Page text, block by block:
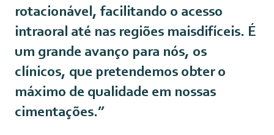
rotacionável, facilitando o acesso
intraoral até nas regiões maisdifíceis. É
um grande avanço para nós, os
clínicos, que pretendemos obter o
máximo de qualidade em nossas
cimentações.”